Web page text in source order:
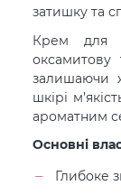
затишку та
Крем для
оксамитову
залишаючи
шкірі
ароматним
Основні
Глибоке